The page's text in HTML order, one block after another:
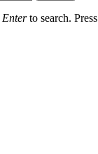
Enterto search. Press